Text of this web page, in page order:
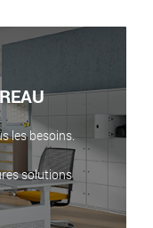
les besoins.
solutions